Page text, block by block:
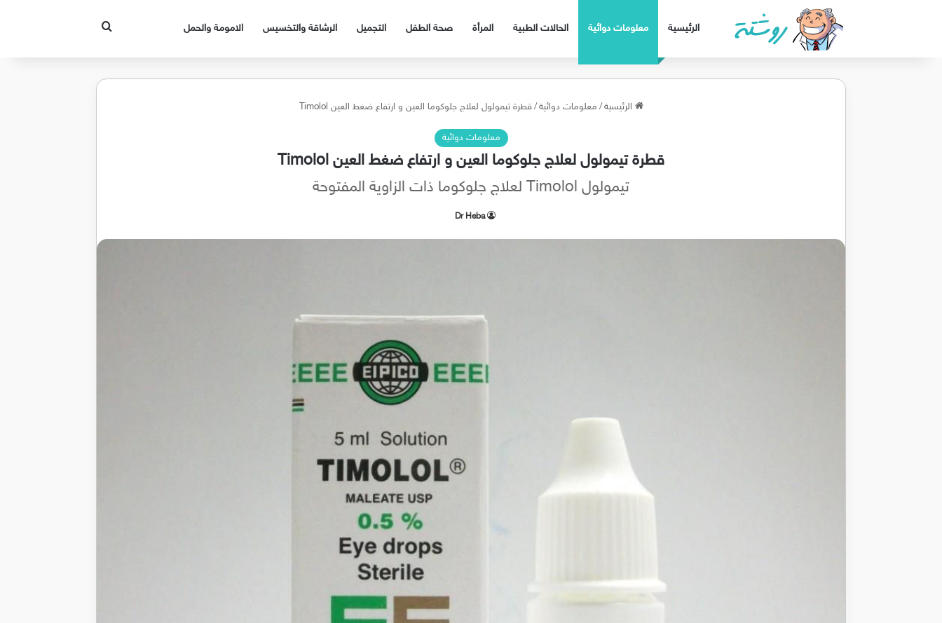
الرئيسية معلومات دوائية الحالات الطبية المرأة صحة الطفل التجميل الرشاقة والتخسيس الامومة والحمل
الرئيسية / معلومات دوائية / قطرة تيمولول لعلاج جلوكوما العين و ارتفاع ضغط العين Timolol
معلومات دوائية
قطرة تيمولول لعلاج جلوكوما العين و ارتفاع ضغط العين Timolol
تيمولول Timolol لعلاج جلوكوما ذات الزاوية المفتوحة
Dr Heba